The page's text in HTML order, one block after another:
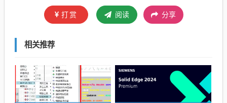
打赏 阅读 分享
相关推荐